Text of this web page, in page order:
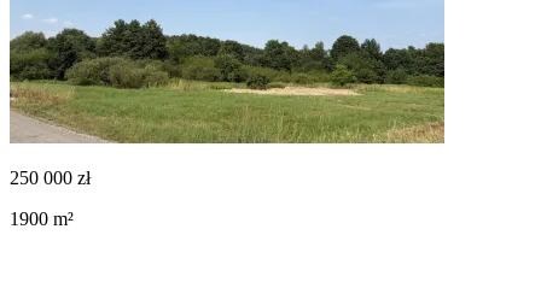
250 000 zł
1900 m²